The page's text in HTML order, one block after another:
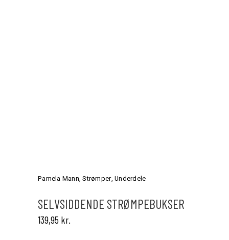
varianter.
Mulighederne
kan
Pamela Mann,Strømper,Underdele
SELVSIDDENDE STRØMPEBUKSER
139,95 kr.